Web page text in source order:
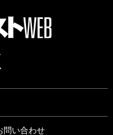
問い合わせ